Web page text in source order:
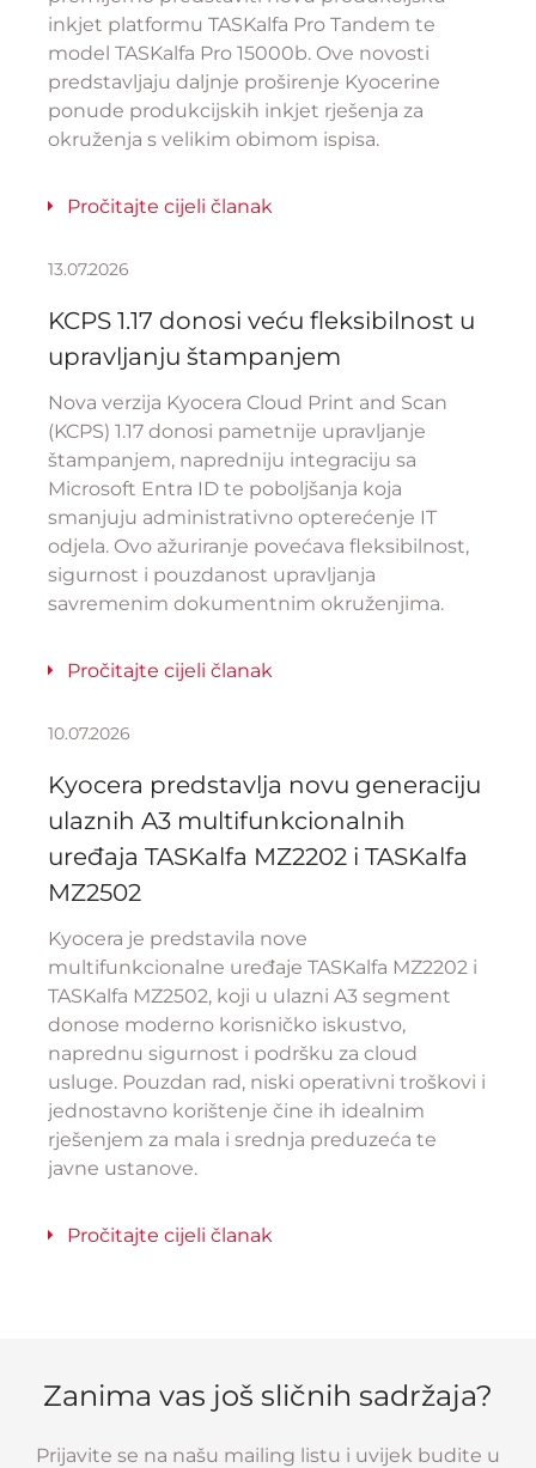
inkjet platformu TASKalfa Pro Tandem te
model TASKalfa Pro 15000b. Ove novosti
predstavljaju daljnje proširenje Kyocerine
ponude produkcijskih inkjet rješenja za
okruženja s velikim obimom ispisa.
Pročitajte cijeli članak
13.07.2026
KCPS 1.17 donosi veću fleksibilnost u
upravljanju štampanjem
Nova verzija Kyocera Cloud Print and Scan
(KCPS) 1.17 donosi pametnije upravljanje
štampanjem, napredniju integraciju sa
Microsoft Entra ID te poboljšanja koja
smanjuju administrativno opterećenje IT
odjela. Ovo ažuriranje povećava fleksibilnost,
sigurnost i pouzdanost upravljanja
savremenim dokumentnim okruženjima.
Pročitajte cijeli članak
10.07.2026
Kyocera predstavlja novu generaciju
ulaznih A3 multifunkcionalnih
uređaja TASKalfa MZ2202 i TASKalfa
MZ2502
Kyocera je predstavila nove
multifunkcionalne uređaje TASKalfa MZ2202 i
TASKalfa MZ2502, koji u ulazni A3 segment
donose moderno korisničko iskustvo,
naprednu sigurnost i podršku za cloud
usluge. Pouzdan rad, niski operativni troškovi i
jednostavno korištenje čine ih idealnim
rješenjem za mala i srednja preduzeća te
javne ustanove.
Pročitajte cijeli članak
Zanima vas još sličnih sadržaja?
Prijavite se na našu mailing listu i uvijek budite u